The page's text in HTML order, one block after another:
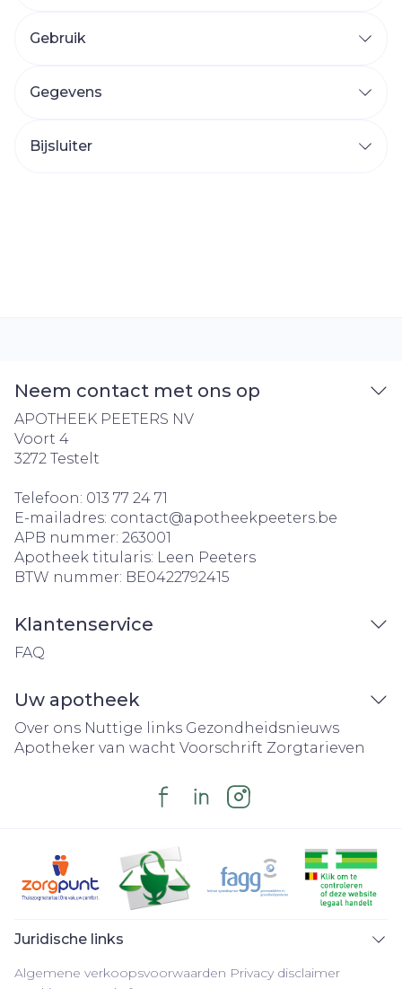
Gebruik
Gegevens
Bijsluiter
Neem contact met ons op
APOTHEEK PEETERS NV
Voort 4
3272 Testelt
Telefoon: 013 77 24 71
E-mailadres: contact@apotheekpeeters.be
APB nummer: 263001
Apotheek titularis: Leen Peeters
BTW nummer: BE0422792415
Klantenservice
FAQ
Uw apotheek
Over ons Nuttige links Gezondheidsnieuws
Apotheker van wacht Voorschrift Zorgtarieven
Juridische links
Algemene verkoopsvoorwaarden Privacy disclaimer